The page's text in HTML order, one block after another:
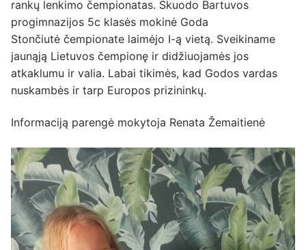
rankų lenkimo čempionatas. Skuodo Bartuvos
progimnazijos 5c klasės mokinė Goda
Stončiutė čempionate laimėjo I-ą vietą. Sveikiname
jaunąją Lietuvos čempionę ir didžiuojamės jos
atkaklumu ir valia. Labai tikimės, kad Godos vardas
nuskambės ir tarp Europos prizininkų.
Informaciją parengė mokytoja Renata Žemaitienė